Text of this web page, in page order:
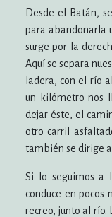
Desde el Batán,
para abandonarla
surge por la
Aquí se separa
ladera, con el río
un kilómetro nos
dejar éste, el
otro carril
también se dirige
Si lo seguimos a
conduce en pocos
recreo, junto al río.